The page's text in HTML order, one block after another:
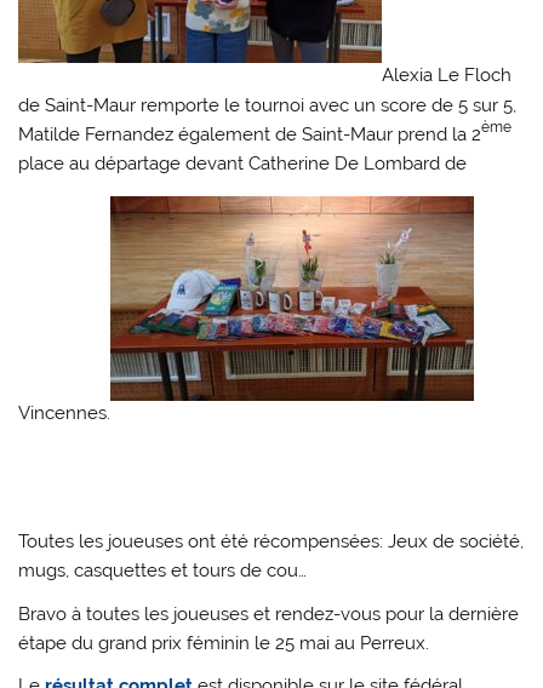
Alexia Le Floch
de Saint-Maur remporte le tournoi avec un score de 5 sur 5,
Matilde Fernandez également de Saint-Maur prend la 2ème
place au départage devant Catherine De Lombard de
Vincennes.
Toutes les joueuses ont été récompensées: Jeux de société,
mugs, casquettes et tours de cou…
Bravo à toutes les joueuses et rendez-vous pour la dernière
étape du grand prix féminin le 25 mai au Perreux.